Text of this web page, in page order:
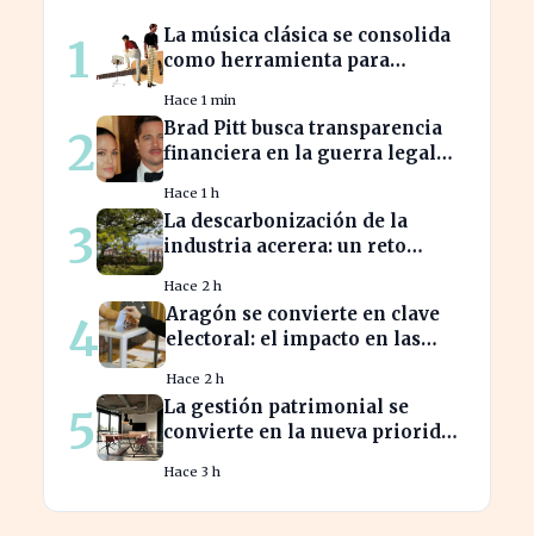
1
La música clásica se consolida
como herramienta para
empresas
Hace 1 min
2
Brad Pitt busca transparencia
financiera en la guerra legal
Hace 1 h
3
La descarbonización de la
industria acerera: un reto
Hace 2 h
4
Aragón se convierte en clave
electoral: el impacto en las
Hace 2 h
5
La gestión patrimonial se
convierte en la nueva prioridad
Hace 3 h